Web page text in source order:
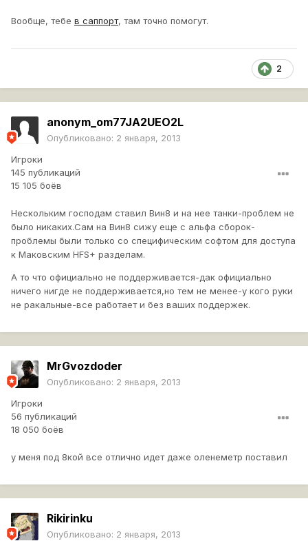
Вообще, тебе в саппорт, там точно помогут.
2
anonym_om77JA2UEO2L
Опубликовано: 2 января, 2013
Игроки
145 публикаций
15 105 боёв
Нескольким господам ставил Вин8 и на нее танки-проблем не
было никаких.Сам на Вин8 сижу еще с альфа сборок-
проблемы были только со специфическим софтом для доступа
к Маковским HFS+ разделам.
А то что официально не поддерживается-дак официально
ничего нигде не поддерживается,но тем не менее-у кого руки
не ракальные-все работает и без ваших поддержек.
MrGvozdoder
Опубликовано: 2 января, 2013
Игроки
56 публикаций
18 050 боёв
у меня под 8кой все отлично идет даже оленеметр поставил
Rikirinku
Опубликовано: 2 января, 2013